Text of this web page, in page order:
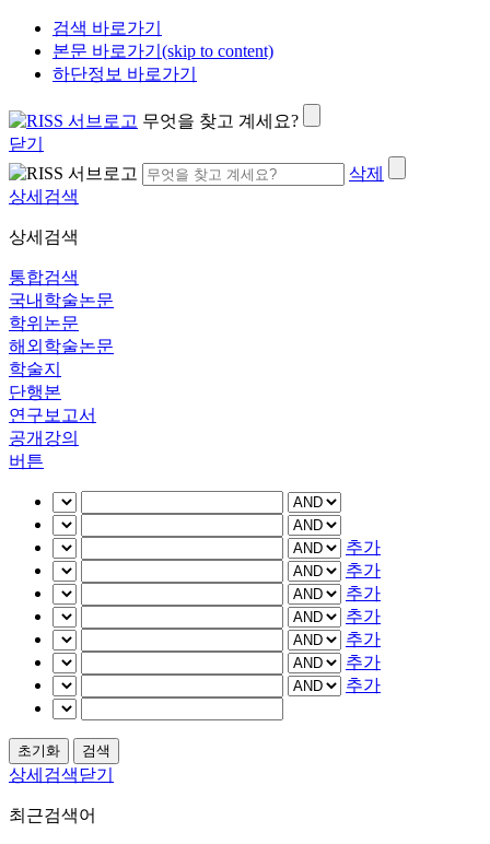
검색 바로가기
본문 바로가기(skip to content)
하단정보 바로가기
무엇을 찾고 계세요?
닫기
삭제
상세검색
상세검색
통합검색
국내학술논문
학위논문
해외학술논문
학술지
단행본
연구보고서
공개강의
버튼
추가
추가
추가
추가
추가
추가
추가
상세검색닫기
최근검색어